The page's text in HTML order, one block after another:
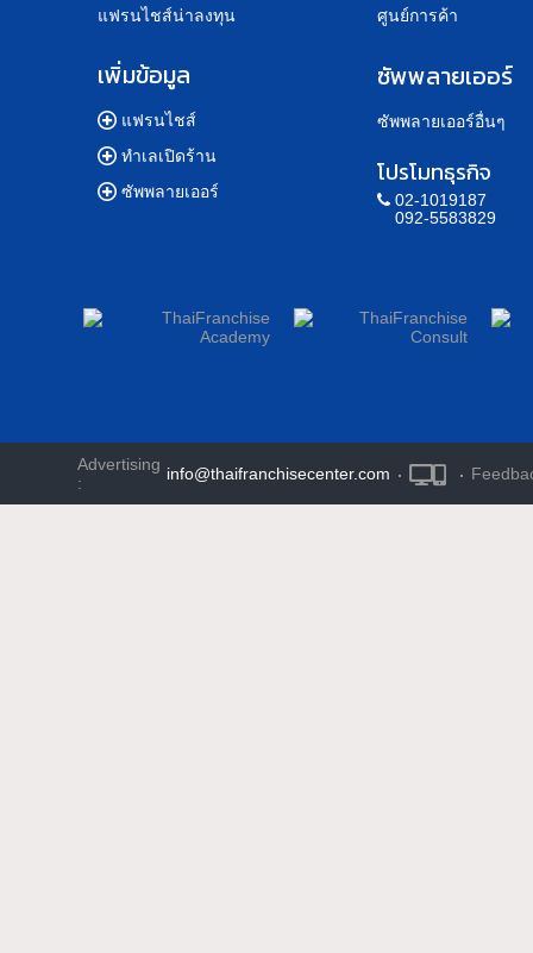
แฟรนไชส์น่าลงทุน
เพิ่มข้อมูล
แฟรนไชส์
ทำเลเปิดร้าน
ซัพพลายเออร์
ศูนย์การค้า
ซัพพลายเออร์
ซัพพลายเออร์อื่นๆ
โปรโมทธุรกิจ
02-1019187
092-5583829
Advertising
:
info@thaifranchisecenter.com · ·